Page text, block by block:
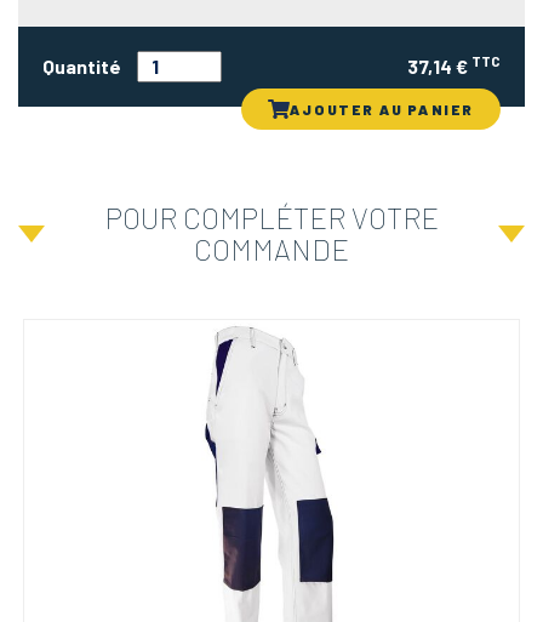
Quantité 37,14 € TTC
AJOUTER AU PANIER
POUR COMPLÉTER VOTRE
COMMANDE